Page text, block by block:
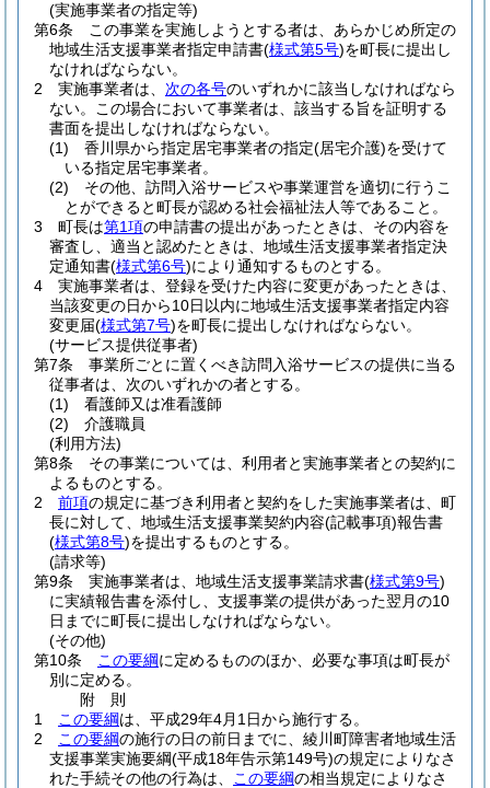
(実施事業者の指定等)
第6条
この事業を実施しようとする者は、あらかじめ所定の
地域生活支援事業者指定申請書(様式第5号)を町長に提出し
なければならない。
2
実施事業者は、 次の各号のいずれかに該当しなければなら
ない。
この場合において事業者は、該当する旨を証明する
書面を提出しなければならない。
(1)
香川県から指定居宅事業者の指定(居宅介護)を受けて
いる指定居宅事業者。
(2)
その他、訪問入浴サービスや事業運営を適切に行うこ
とができると町長が認める社会福祉法人等であること。
3
町長は第1項の申請書の提出があったときは、その内容を
審査し、適当と認めたときは、地域生活支援事業者指定決
定通知書(様式第6号)により通知するものとする。
4
実施事業者は、登録を受けた内容に変更があったときは、
当該変更の日から10日以内に地域生活支援事業者指定内容
変更届(様式第7号)を町長に提出しなければならない。
(サービス提供従事者)
第7条
事業所ごとに置くべき訪問入浴サービスの提供に当る
従事者は、次のいずれかの者とする。
(1)
看護師又は准看護師
(2)
介護職員
(利用方法)
第8条
その事業については、利用者と実施事業者との契約に
よるものとする。
2
前項の規定に基づき利用者と契約をした実施事業者は、町
長に対して、地域生活支援事業契約内容(記載事項)報告書
(様式第8号)を提出するものとする。
(請求等)
第9条
実施事業者は、地域生活支援事業請求書(様式第9号)
に実績報告書を添付し、支援事業の提供があった翌月の10
日までに町長に提出しなければならない。
(その他)
第10条
この要綱に定めるもののほか、必要な事項は町長が
別に定める。
附 則
1
この要綱は、平成29年4月1日から施行する。
2
この要綱の施行の日の前日までに、綾川町障害者地域生活
支援事業実施要綱(平成18年告示第149号)の規定によりなさ
れた手続その他の行為は、
この要綱の相当規定によりなさ